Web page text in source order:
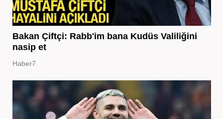
Bakan Çiftçi: Rabb'im bana Kudüs Valiliğini
nasip et
Haber7